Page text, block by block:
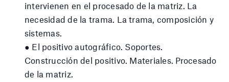
intervienen en el procesado de la matriz. La
necesidad de la trama. La trama, composición y
sistemas.
● El positivo autográfico. Soportes.
Construcción del positivo. Materiales. Procesado
de la matriz.